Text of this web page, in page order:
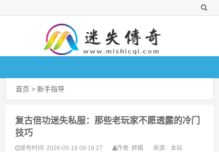
首页 >新手指导
复古倍功迷失私服：那些老玩家不愿透露的冷门
技巧
发布时间: 2026-05-18 09:18:27 作者: 胖橘 来源：本站